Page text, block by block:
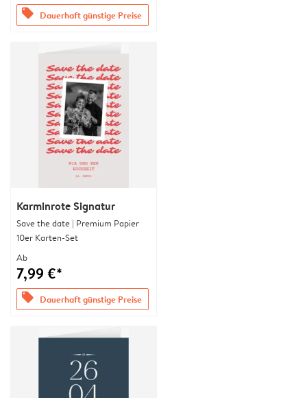
offers Dauerhaft günstige Preise
Karminrote Signatur
Save the date | Premium Papier
10er Karten-Set
Ab
7,99 €*
offers Dauerhaft günstige Preise